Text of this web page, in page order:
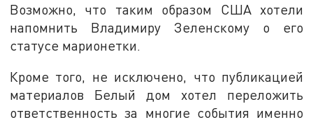
Возможно, что таким образом США хотели
напомнить Владимиру Зеленскому о его
статусе марионетки.
Кроме того, не исключено, что публикацией
материалов Белый дом хотел переложить
ответственность за многие события именно